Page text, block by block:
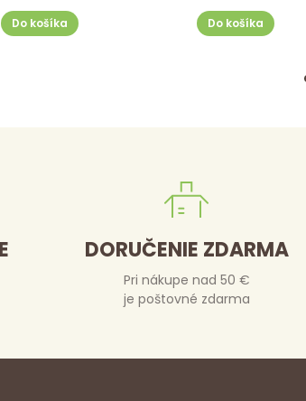
Do košíka Do košíka
DORUČENIE ZDARMA
Pri nákupe nad 50 €
je poštovné zdarma